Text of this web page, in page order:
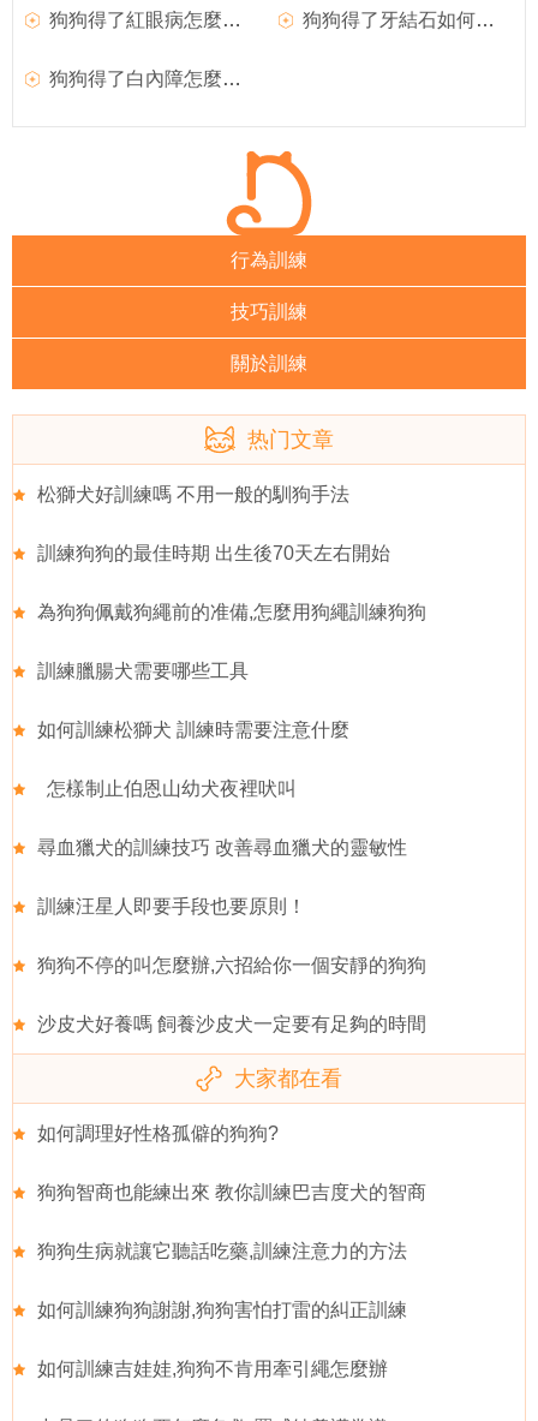
狗狗得了紅眼病怎麼治療？ 狗狗得了牙結石如何治療？
狗狗得了白內障怎麼辦？如何治療？
行為訓練
技巧訓練
關於訓練
热门文章
松獅犬好訓練嗎 不用一般的馴狗手法
訓練狗狗的最佳時期 出生後70天左右開始
為狗狗佩戴狗繩前的准備,怎麼用狗繩訓練狗狗
訓練臘腸犬需要哪些工具
如何訓練松獅犬 訓練時需要注意什麼
怎樣制止伯恩山幼犬夜裡吠叫
尋血獵犬的訓練技巧 改善尋血獵犬的靈敏性
訓練汪星人即要手段也要原則！
狗狗不停的叫怎麼辦,六招給你一個安靜的狗狗
沙皮犬好養嗎 飼養沙皮犬一定要有足夠的時間
大家都在看
如何調理好性格孤僻的狗狗?
狗狗智商也能練出來 教你訓練巴吉度犬的智商
狗狗生病就讓它聽話吃藥,訓練注意力的方法
如何訓練狗狗謝謝,狗狗害怕打雷的糾正訓練
如何訓練吉娃娃,狗狗不肯用牽引繩怎麼辦